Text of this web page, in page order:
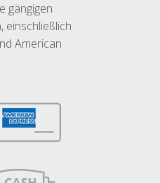
gängigen
einschließlich
American